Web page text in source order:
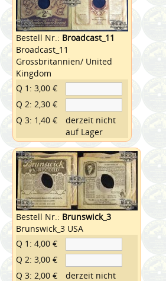
Bestell Nr.: Broadcast_11
Broadcast_11
Grossbritannien/ United
Kingdom
Q 1: 3,00 €
Q 2: 2,30 €
Q 3: 1,40 €
derzeit nicht
auf Lager
Bestell Nr.: Brunswick_3
Brunswick_3 USA
Q 1: 4,00 €
Q 2: 3,00 €
Q 3: 2,00 €
derzeit nicht